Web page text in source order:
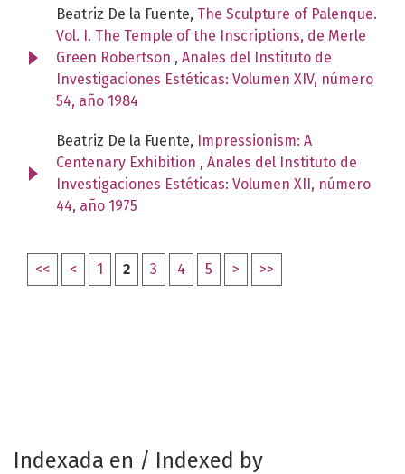
Beatriz De la Fuente, The Sculpture of Palenque.
Vol. I. The Temple of the Inscriptions, de Merle
Green Robertson , Anales del Instituto de
Investigaciones Estéticas: Volumen XIV, número
54, año 1984
Beatriz De la Fuente, Impressionism: A
Centenary Exhibition , Anales del Instituto de
Investigaciones Estéticas: Volumen XII, número
44, año 1975
<< < 1 2 3 4 5 > >>
Indexada en / Indexed by